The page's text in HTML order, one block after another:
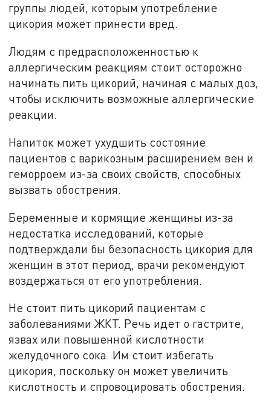
группы людей, которым употребление
цикория может принести вред.
Людям с предрасположенностью к
аллергическим реакциям стоит осторожно
начинать пить цикорий, начиная с малых доз,
чтобы исключить возможные аллергические
реакции.
Напиток может ухудшить состояние
пациентов с варикозным расширением вен и
геморроем из-за своих свойств, способных
вызвать обострения.
Беременные и кормящие женщины из-за
недостатка исследований, которые
подтверждали бы безопасность цикория для
женщин в этот период, врачи рекомендуют
воздержаться от его употребления.
Не стоит пить цикорий пациентам с
заболеваниями ЖКТ. Речь идет о гастрите,
язвах или повышенной кислотности
желудочного сока. Им стоит избегать
цикория, поскольку он может увеличить
кислотность и спровоцировать обострения.